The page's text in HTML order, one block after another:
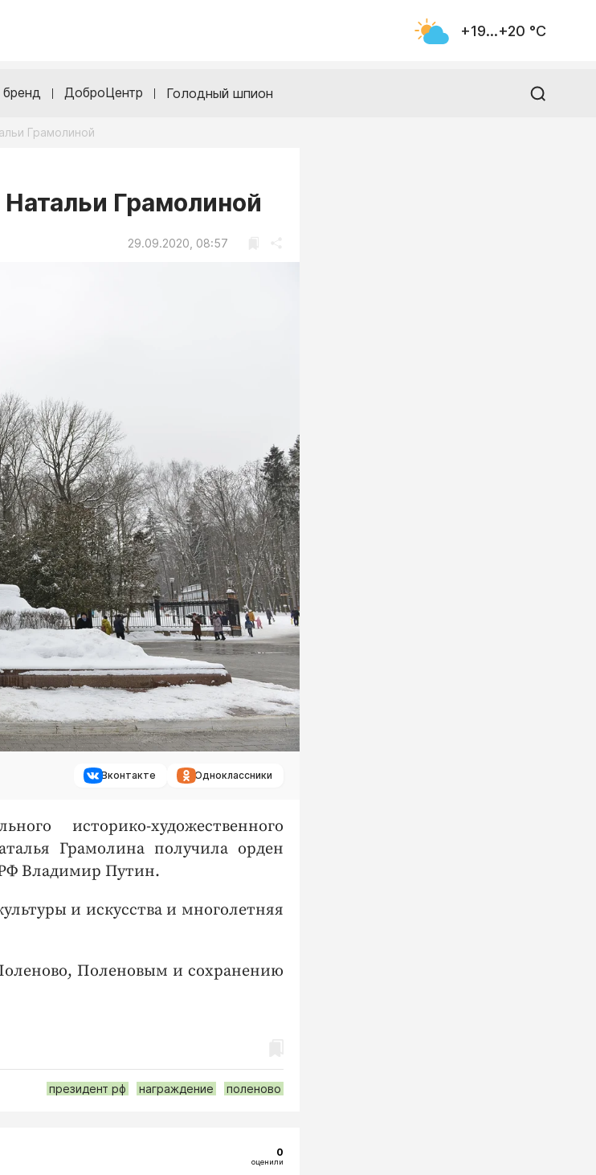
+19...+20 °С
бренд ДоброЦентр Голодный шпион
Грамолиной
Грамолиной
29.09.2020, 08:57
Вконтакте Одноклассники
историко-художественного
Грамолина получила орден
Владимир Путин.
и искусства и многолетняя
Поленовым и сохранению
президент рф награждение поленово
0
оценили